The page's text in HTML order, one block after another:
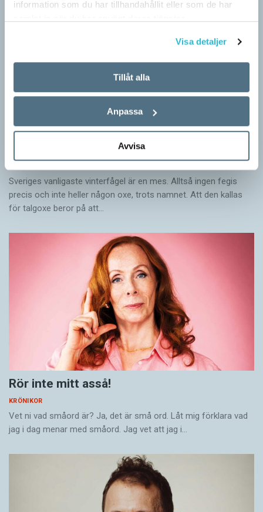
information som du har tillhandahållit eller som de har
Visa detaljer
Tillåt alla
Anpassa
Avvisa
Mesen är ingen fegis
Sveriges vanligaste vinterfågel är en mes. Alltså ingen fegis
precis och inte heller någon oxe, trots namnet. Att den kallas
för talgoxe beror på att…
Rör inte mitt asså!
KRÖNIKOR
Vet ni vad småord är? Ja, det är små ord. Låt mig förklara vad
jag i dag menar med småord. Jag vet att jag i…